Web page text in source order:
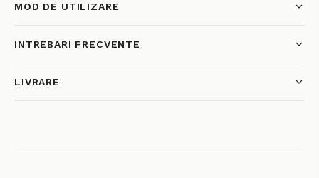
MOD DE UTILIZARE
INTREBARI FRECVENTE
LIVRARE